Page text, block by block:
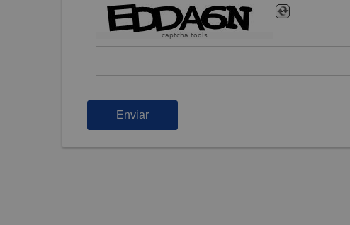
captcha tools
Enviar